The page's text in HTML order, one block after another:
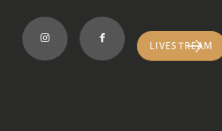
LIVESTREAM